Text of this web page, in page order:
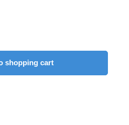
= weich, Eindrücktiefe:
25 Rosa = hart,
Großpackung mit 1.850
Enter the desired
shopping cart